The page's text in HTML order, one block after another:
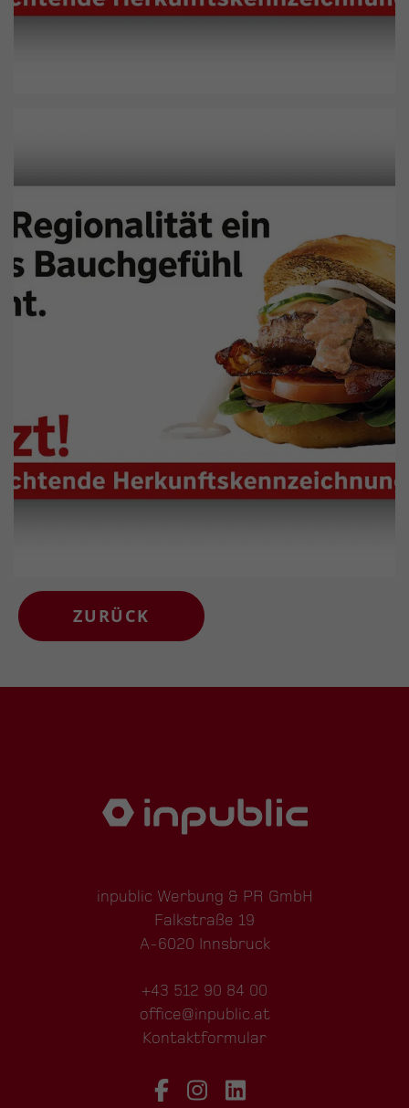
ZURÜCK
inpublic Werbung & PR GmbH
Falkstraße 19
A-6020 Innsbruck
+43 512 90 84 00
office@inpublic.at
Kontaktformular